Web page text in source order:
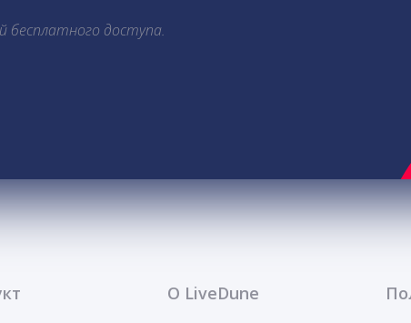
бесплатного доступа.
О LiveDune